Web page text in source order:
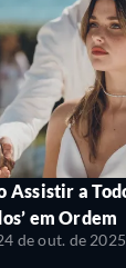
Assistir a
em Ordem
de out. de 2025